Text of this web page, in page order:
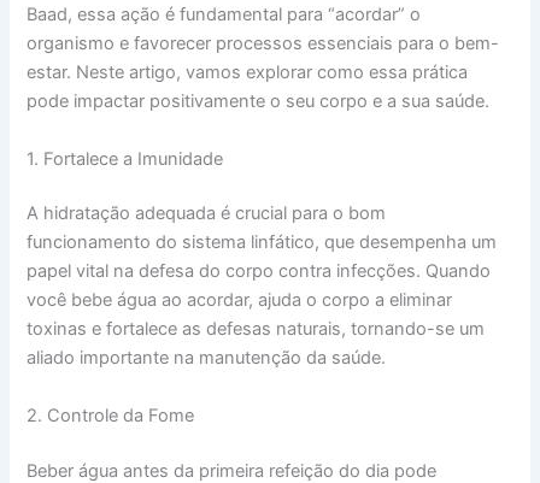
Baad, essa ação é fundamental para “acordar” o
organismo e favorecer processos essenciais para o bem-
estar. Neste artigo, vamos explorar como essa prática
pode impactar positivamente o seu corpo e a sua saúde.
1. Fortalece a Imunidade
A hidratação adequada é crucial para o bom
funcionamento do sistema linfático, que desempenha um
papel vital na defesa do corpo contra infecções. Quando
você bebe água ao acordar, ajuda o corpo a eliminar
toxinas e fortalece as defesas naturais, tornando-se um
aliado importante na manutenção da saúde.
2. Controle da Fome
Beber água antes da primeira refeição do dia pode